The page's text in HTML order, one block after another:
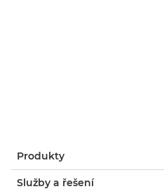
Produkty
Služby a řešení